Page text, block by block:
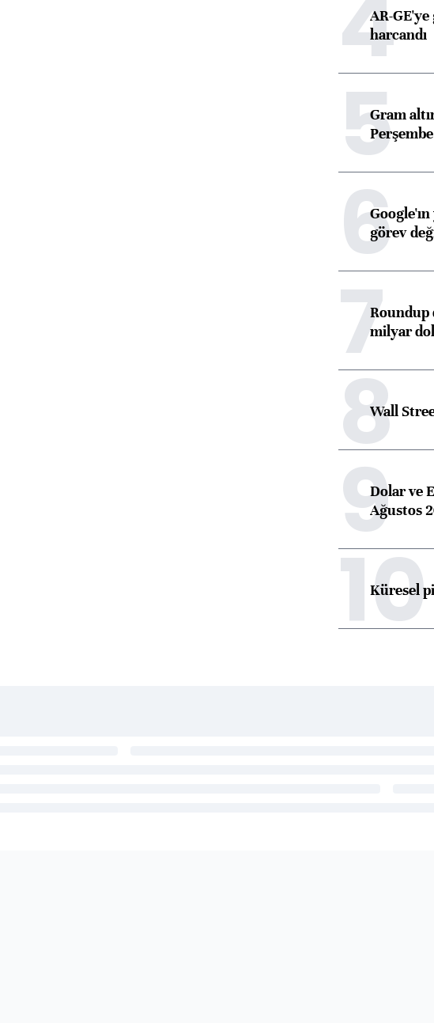
4
AR-
harcandı
5
Gram
6
görev
7Roundup
milyar
8
Wall
9Dolar ve
Ağustos
10
Küresel